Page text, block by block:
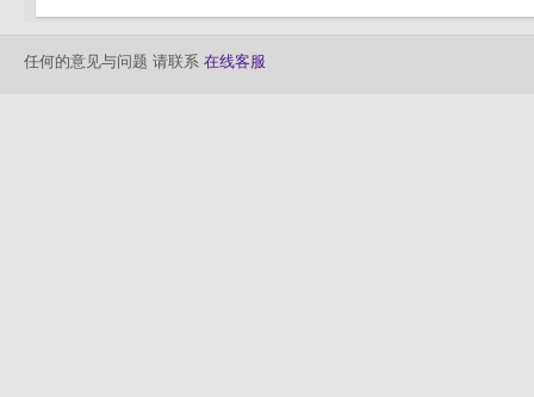
任何的意见与问题 请联系 在线客服